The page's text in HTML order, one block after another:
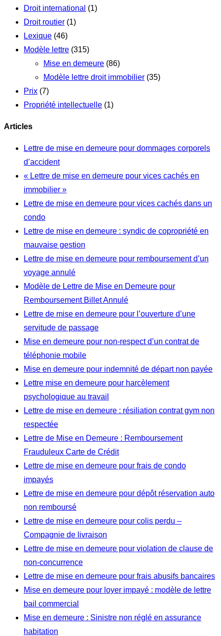
Droit international (1)
Droit routier (1)
Lexique (46)
Modèle lettre (315)
Mise en demeure (86)
Modèle lettre droit immobilier (35)
Prix (7)
Propriété intellectuelle (1)
Articles
Lettre de mise en demeure pour dommages corporels
d’accident
« Lettre de mise en demeure pour vices cachés en
immobilier »
Lettre de mise en demeure pour vices cachés dans un
condo
Lettre de mise en demeure : syndic de copropriété en
mauvaise gestion
Lettre de mise en demeure pour remboursement d’un
voyage annulé
Modèle de Lettre de Mise en Demeure pour
Remboursement Billet Annulé
Lettre de mise en demeure pour l’ouverture d’une
servitude de passage
Mise en demeure pour non-respect d’un contrat de
téléphonie mobile
Mise en demeure pour indemnité de départ non payée
Lettre mise en demeure pour harcèlement
psychologique au travail
Lettre de mise en demeure : résiliation contrat gym non
respectée
Lettre de Mise en Demeure : Remboursement
Frauduleux Carte de Crédit
Lettre de mise en demeure pour frais de condo
impayés
Lettre de mise en demeure pour dépôt réservation auto
non remboursé
Lettre de mise en demeure pour colis perdu –
Compagnie de livraison
Lettre de mise en demeure pour violation de clause de
non-concurrence
Lettre de mise en demeure pour frais abusifs bancaires
Mise en demeure pour loyer impayé : modèle de lettre
bail commercial
Mise en demeure : Sinistre non réglé en assurance
habitation